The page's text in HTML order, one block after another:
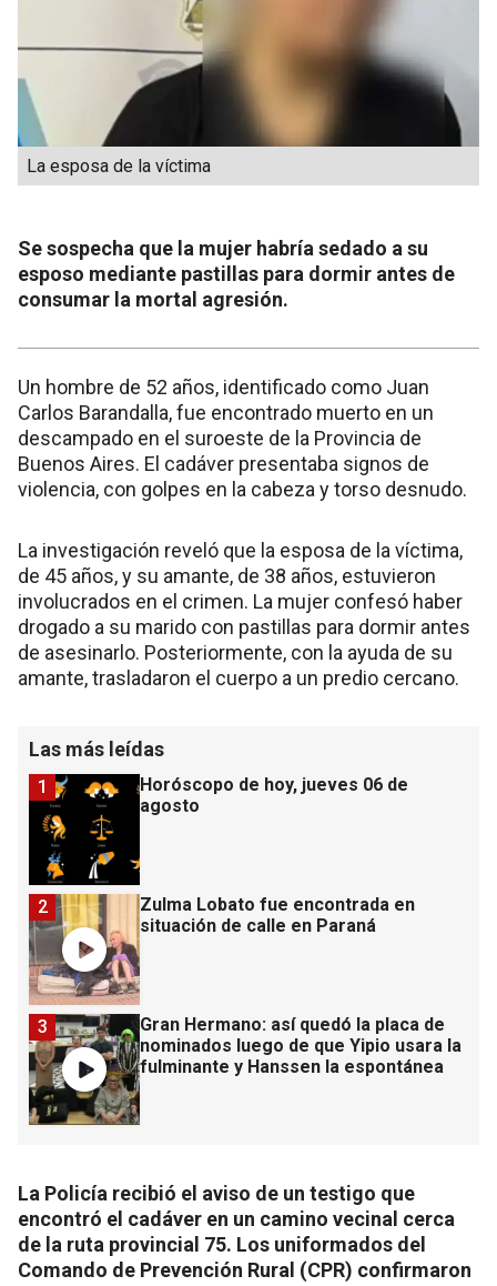
La esposa de la víctima
Se sospecha que la mujer habría sedado a su
esposo mediante pastillas para dormir antes de
consumar la mortal agresión.
Un hombre de 52 años, identificado como Juan
Carlos Barandalla, fue encontrado muerto en un
descampado en el suroeste de la Provincia de
Buenos Aires. El cadáver presentaba signos de
violencia, con golpes en la cabeza y torso desnudo.
La investigación reveló que la esposa de la víctima,
de 45 años, y su amante, de 38 años, estuvieron
involucrados en el crimen. La mujer confesó haber
drogado a su marido con pastillas para dormir antes
de asesinarlo. Posteriormente, con la ayuda de su
amante, trasladaron el cuerpo a un predio cercano.
Las más leídas
Horóscopo de hoy, jueves 06 de
agosto
1
Zulma Lobato fue encontrada en
situación de calle en Paraná
2
Gran Hermano: así quedó la placa de
nominados luego de que Yipio usara la
fulminante y Hanssen la espontánea
3
La Policía recibió el aviso de un testigo que
encontró el cadáver en un camino vecinal cerca
de la ruta provincial 75. Los uniformados del
Comando de Prevención Rural (CPR) confirmaron